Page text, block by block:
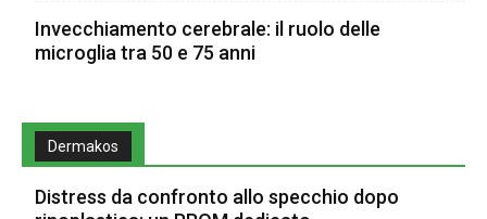
Invecchiamento cerebrale: il ruolo delle
microglia tra 50 e 75 anni
Dermakos
Distress da confronto allo specchio dopo